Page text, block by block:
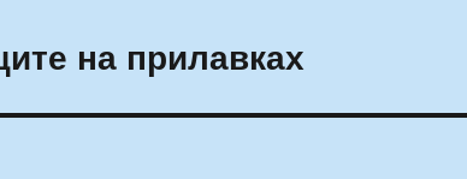
на прилавках